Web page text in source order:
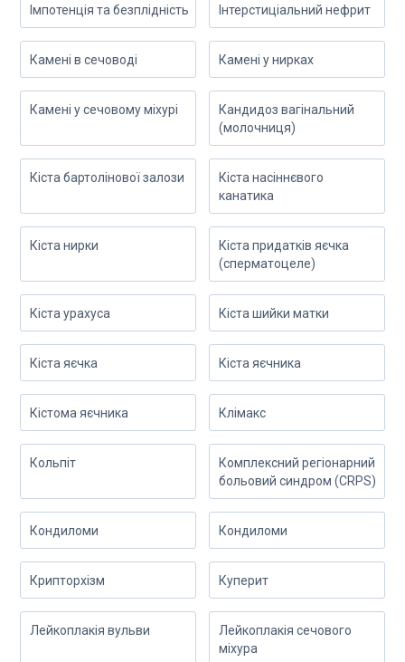
Імпотенція та безплідність Інтерстиціальний нефрит
Камені в сечоводі Камені у нирках
Камені у сечовому міхурі
Кандидоз вагінальний
(молочниця)
Кіста бартолінової залози
Кіста насіннєвого
канатика
Кіста нирки
Кіста придатків яєчка
(сперматоцеле)
Кіста урахуса Кіста шийки матки
Кіста яєчка Кіста яєчника
Кістома яєчника Клімакс
Кольпіт
Комплексний регіонарний
больовий синдром (CRPS)
Кондиломи Кондиломи
Крипторхізм Куперит
Лейкоплакія вульви
Лейкоплакія сечового
міхура